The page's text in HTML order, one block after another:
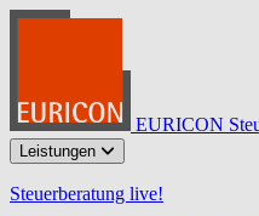
EURICON
Leistungen
Steuerberatung live!